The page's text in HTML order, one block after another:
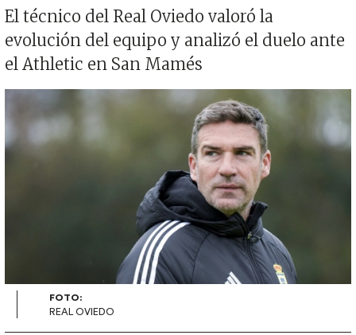
El técnico del Real Oviedo valoró la
evolución del equipo y analizó el duelo ante
el Athletic en San Mamés
Imagen
FOTO:
REAL OVIEDO